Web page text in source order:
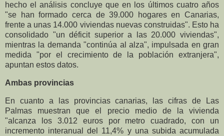
hecho el análisis concluye que en los últimos cuatro años
"se han formado cerca de 39.000 hogares en Canarias,
frente a unas 14.000 viviendas nuevas construidas". Esto ha
consolidado "un déficit superior a las 20.000 viviendas",
mientras la demanda "continúa al alza", impulsada en gran
medida "por el crecimiento de la población extranjera",
apuntan estos datos.
Ambas provincias
En cuanto a las provincias canarias, las cifras de Las
Palmas muestran que el precio medio de la vivienda
"alcanza los 3.012 euros por metro cuadrado, con un
incremento interanual del 11,4% y una subida acumulada